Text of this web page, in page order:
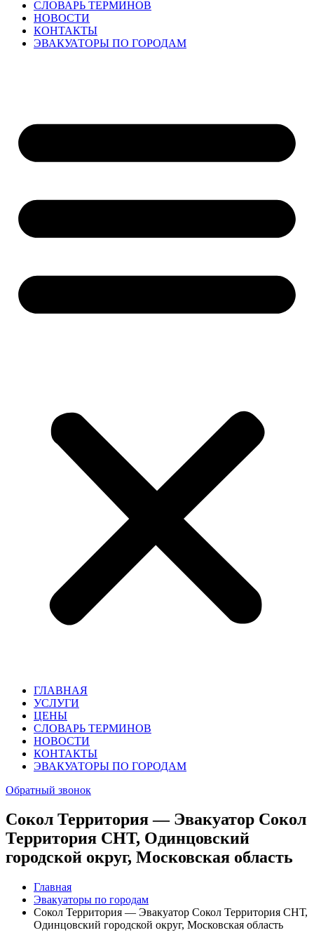
СЛОВАРЬ ТЕРМИНОВ
НОВОСТИ
КОНТАКТЫ
ЭВАКУАТОРЫ ПО ГОРОДАМ
ГЛАВНАЯ
УСЛУГИ
ЦЕНЫ
СЛОВАРЬ ТЕРМИНОВ
НОВОСТИ
КОНТАКТЫ
ЭВАКУАТОРЫ ПО ГОРОДАМ
Обратный звонок
Сокол Территория — Эвакуатор Сокол
Территория СНТ, Одинцовский
городской округ, Московская область
Главная
Эвакуаторы по городам
Сокол Территория — Эвакуатор Сокол Территория СНТ,
Одинцовский городской округ, Московская область